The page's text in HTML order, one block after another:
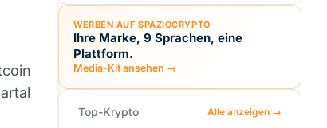
WERBEN AUF SPAZIOCRYPTO
Ihre Marke, 9 Sprachen, eine
Plattform.
Media-Kit ansehen →
Top-Krypto Alle anzeigen →